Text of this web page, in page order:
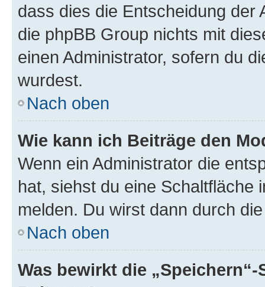
dass dies die Entscheidung der
die phpBB Group nichts mit
einen Administrator, sofern du
wurdest.
Nach oben
Wie kann ich Beiträge den
Wenn ein Administrator die
hat, siehst du eine Schaltfläche
melden. Du wirst dann durch
Nach oben
Was bewirkt die